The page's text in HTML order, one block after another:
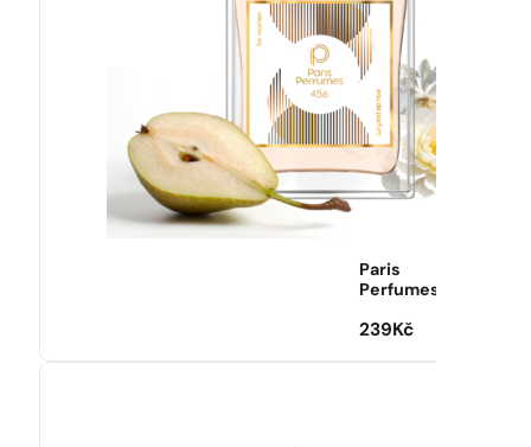
Paris
Perfumes
239 Kč